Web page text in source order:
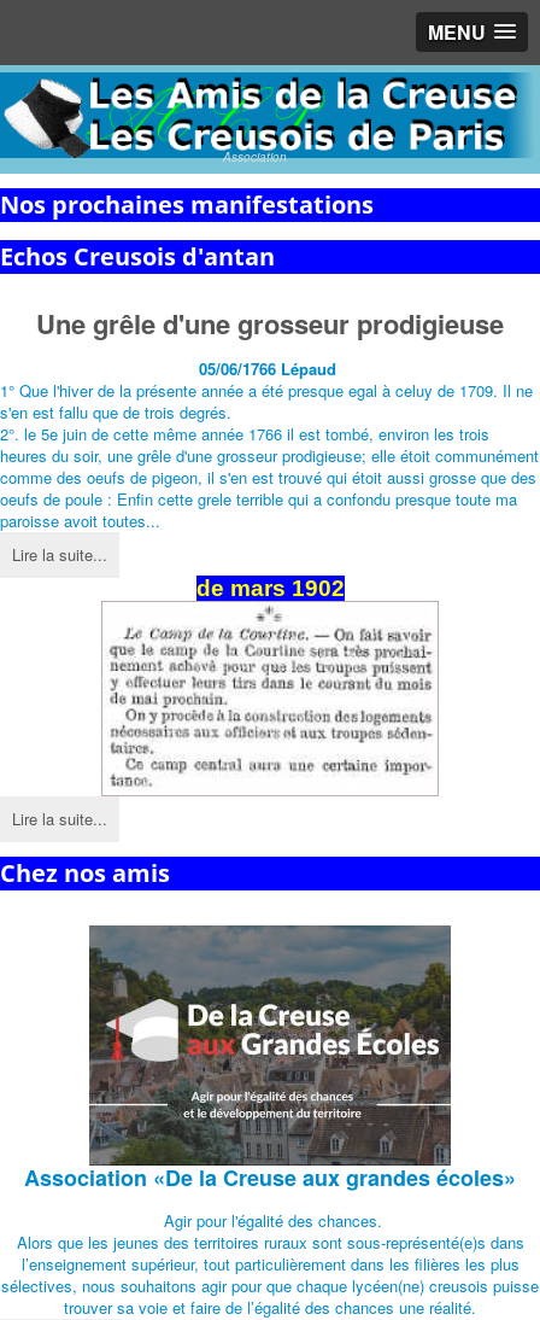
MENU
Association
Nos prochaines manifestations
Echos Creusois d'antan
Une grêle d'une grosseur prodigieuse
05/06/1766 Lépaud
1° Que l'hiver de la présente année a été presque egal à celuy de 1709. Il ne
s'en est fallu que de trois degrés.
2°. le 5e juin de cette même année 1766 il est tombé, environ les trois
heures du soir, une grêle d'une grosseur prodigieuse; elle étoit communément
comme des oeufs de pigeon, il s'en est trouvé qui étoit aussi grosse que des
oeufs de poule : Enfin cette grele terrible qui a confondu presque toute ma
paroisse avoit toutes...
Lire la suite...
de mars 1902
Lire la suite...
Chez nos amis
Association «De la Creuse aux grandes écoles»
Agir pour l'égalité des chances.
Alors que les jeunes des territoires ruraux sont sous-représenté(e)s dans
l’enseignement supérieur, tout particulièrement dans les filières les plus
sélectives, nous souhaitons agir pour que chaque lycéen(ne) creusois puisse
trouver sa voie et faire de l’égalité des chances une réalité.